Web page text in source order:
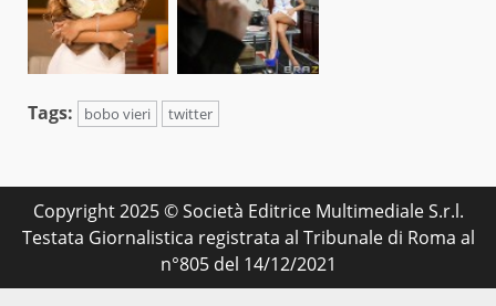
Tags: bobo vieri twitter
Copyright 2025 © Società Editrice Multimediale S.r.l.
Testata Giornalistica registrata al Tribunale di Roma al
n°805 del 14/12/2021